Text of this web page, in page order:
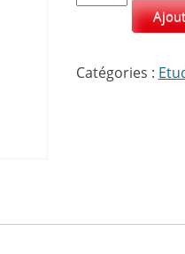
de
cloches
Catégories :